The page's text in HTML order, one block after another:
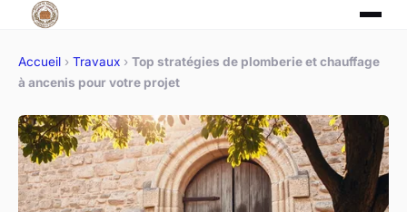
Accueil › Travaux › Top stratégies de plomberie et chauffage
à ancenis pour votre projet